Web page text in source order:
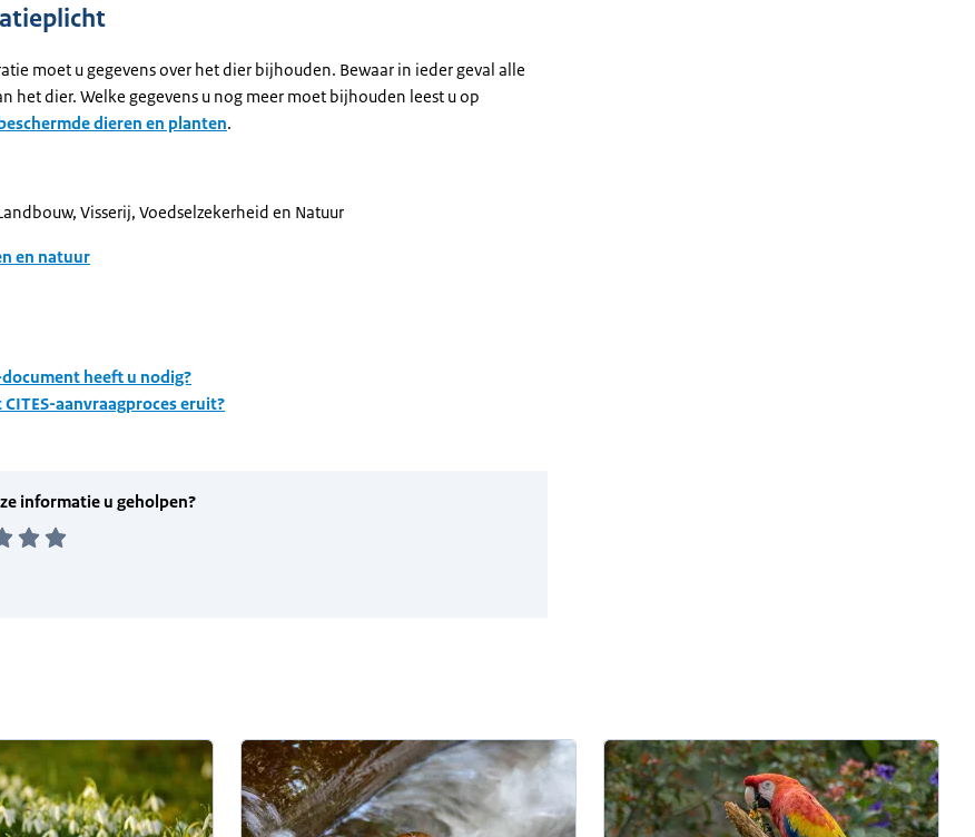
moet u gegevens over het dier bijhouden. Bewaar in ieder geval alle
het dier. Welke gegevens u nog meer moet bijhouden leest u op
dieren en planten.
Visserij, Voedselzekerheid en Natuur
en natuur
document heeft u nodig?
aanvraagproces eruit?